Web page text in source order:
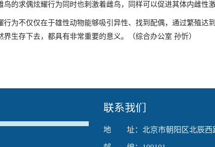
鸟的求偶炫耀行为同时也刺激着雌鸟，同样可以促进其体内雌性
行为不仅仅在于雄性动物能够吸引异性、找到配偶，通过繁殖
界生存下去，都具有非常重要的意义。（综合办公室 孙忻）
联系我们
地 址：北京市朝阳区北辰西